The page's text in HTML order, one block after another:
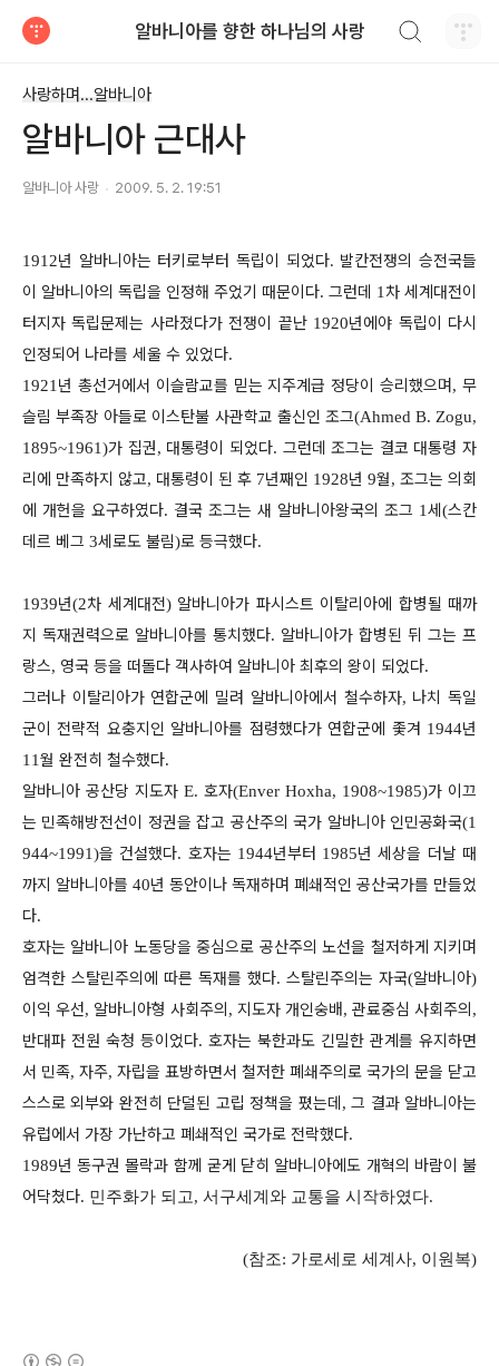
알바니아를 향한 하나님의 사랑
사랑하며...알바니아
알바니아 근대사
알바니아 사랑 2009. 5. 2. 19:51
1912년 알바니아는 터키로부터 독립이 되었다. 발칸전쟁의 승전국들
이 알바니아의 독립을 인정해 주었기 때문이다. 그런데 1차 세계대전이
터지자 독립문제는 사라졌다가 전쟁이 끝난 1920년에야 독립이 다시
인정되어 나라를 세울 수 있었다.
1921 년 총선거에서 이슬람교를 믿는 지주계급 정당이 승리했으며 ,무
슬림 부족장 아들로 이스탄불 사관학교 출신인 조그(Ahmed B. Zogu,
1895~1961)가 집권, 대통령이 되었다. 그런데 조그는 결코 대통령 자
리에 만족하지 않고, 대통령이 된 후 7년째인 1928년 9월, 조그는 의회
에 개헌을 요구하였다. 결국 조그는 새 알바니아왕국의 조그 1세(스칸
데르 베그 3세로도 불림)로 등극했다.
1939년(2차 세계대전) 알바니아가 파시스트 이탈리아에 합병될 때까
지 독재권력으로 알바니아를 통치했다. 알바니아가 합병된 뒤 그는 프
랑스, 영국 등을 떠돌다 객사하여 알바니아 최후의 왕이 되었다.
그러나 이탈리아가 연합군에 밀려 알바니아에서 철수하자, 나치 독일
군이 전략적 요충지인 알바니아를 점령했다가 연합군에 좇겨 1944년
11월 완전히 철수했다.
알바니아 공산당 지도자 E. 호자(Enver Hoxha, 1908~1985)가 이끄
는 민족해방전선이 정권을 잡고 공산주의 국가 알바니아 인민공화국(1
944~1991)을 건설했다. 호자는 1944년부터 1985년 세상을 더날 때
까지 알바니아를 40년 동안이나 독재하며 폐쇄적인 공산국가를 만들었
다.
호자는 알바니아 노동당을 중심으로 공산주의 노선을 철저하게 지키며
엄격한 스탈린주의에 따른 독재를 했다. 스탈린주의는 자국(알바니아)
이익 우선, 알바니아형 사회주의, 지도자 개인숭배, 관료중심 사회주의,
반대파 전원 숙청 등이었다. 호자는 북한과도 긴밀한 관계를 유지하면
서 민족, 자주, 자립을 표방하면서 철저한 폐쇄주의로 국가의 문을 닫고
스스로 외부와 완전히 단덜된 고립 정책을 폈는데,그 결과 알바니아는
유럽에서 가장 가난하고 폐쇄적인 국가로 전락했다.
1989년 동구권 몰락과 함께 굳게 닫히 알바니아에도 개혁의 바람이 불
어닥쳤다. 민주화가 되고, 서구세계와 교통을 시작하였다.
(참조: 가로세로 세계사, 이원복)